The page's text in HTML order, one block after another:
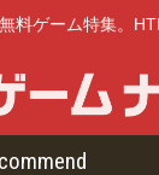
料ゲーム特集。